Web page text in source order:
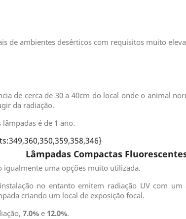
de ambientes desérticos com requisitos muito
de cerca de 30 a 40cm do local onde o animal
da radiação.
é de 1 ano.
Lâmpadas Compactas
igualmente uma opções muito utilizada.
no entanto emitem radiação UV com
criando um local de exposição focal.
7.0% e 12.0%.